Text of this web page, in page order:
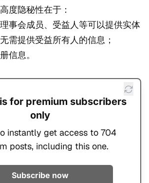
度隐秘性在于：
事会成员、受益人等可以提供实体
需提供受益所有人的信息；
信息。
for premium subscribers
only
instantly get access to 704
posts, including this one.
Subscribe now